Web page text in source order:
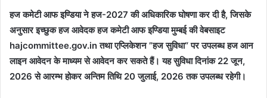
हज कमेटी आफ इण्डिया ने हज-2027 की अधिकारिक घोषणा कर दी है, जिसके
अनुसार इच्छुक हज आवेदक हज कमेटी आफ इण्डिया मुम्बई की वेबसाइट
hajcommittee.gov.in तथा एप्लिकेशन ”हज सुविधा“ पर उपलब्ध हज आन
लाइन आवेदन के माध्यम से आवेदन कर सकते हैं। यह सुविधा दिनांक 22 जून,
2026 से आरम्भ होकर अन्तिम तिथि 20 जुलाई, 2026 तक उपलब्ध रहेगी।